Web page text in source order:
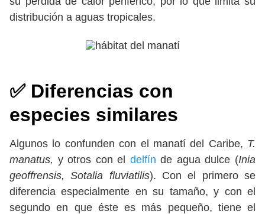
distribución a aguas tropicales.
✅ Diferencias con
especies similares
Algunos lo confunden con el manatí del Caribe, T.
manatus, y otros con el delfínde agua dulce (Inia
geoffrensis, Sotalia fluviatilis). Con el primero se
diferencia especialmente en su tamaño, y con el
segundo en que éste es más pequeño, tiene el